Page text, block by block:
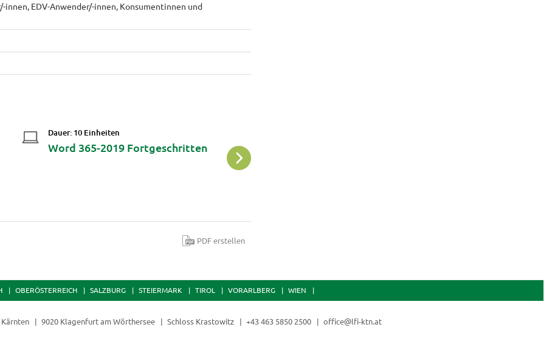
innen, EDV-Anwender/-innen, Konsumentinnen und
Dauer: 10 Einheiten
Word 365-2019 Fortgeschritten
PDF erstellen
OBERÖSTERREICH SALZBURG STEIERMARK TIROL VORARLBERG WIEN
9020 Klagenfurt am Wörthersee Schloss Krastowitz +43 463 5850 2500 office@lfi-ktn.at